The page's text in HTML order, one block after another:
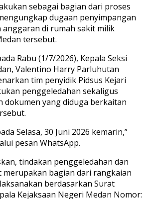
sebagai bagian dari proses
dugaan penyimpangan
anggaran di rumah sakit milik
tersebut.
Rabu (1/7/2026), Kepala Seksi
Valentino Harry Parluhutan
tim penyidik Pidsus Kejari
penggeledahan sekaligus
dokumen yang diduga berkaitan
Selasa, 30 Juni 2026 kemarin,”
pesan WhatsApp.
tindakan penggeledahan dan
bagian dari rangkaian
berdasarkan Surat
Kejaksaan Negeri Medan Nomor: